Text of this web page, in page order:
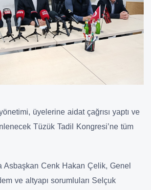
üyelerine aidat çağrısı yaptı ve
Tüzük Tadil Kongresi’ne tüm
Asbaşkan Cenk Hakan Çelik, Genel
ve altyapı sorumluları Selçuk